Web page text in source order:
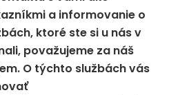
a informovanie o
ktoré ste si u nás v
považujeme za náš
O týchto službách vás